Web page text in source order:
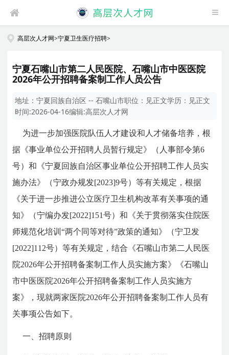
高层次人才网>宁夏卫生医疗招聘>
宁夏石嘴山市第二人民医院、石嘴山市中医医院
2026年公开招聘备案制工作人员公告
地址：宁夏回族自治区 -- 石嘴山市职位： 见正文学历： 见正文
时间:2026-04-16编辑:高层次人才网
为进一步加强医院队伍人才建设和人才储备培养，根
据《事业单位公开招聘人员暂行规定》（人事部令第6
号）和《宁夏回族自治区事业单位公开招聘工作人员实
施办法》（宁政办规发[2023]9号）等有关规定，根据
《关于进一步推进公立医疗卫生机构改革有关事项的通
知》（宁编办发[2022]151号）和《关于贯彻落实住院医
师规范化培训“两个同等对待”政策的通知》（宁卫发
[2022]112号）等有关规定，结合《石嘴山市第二人民医
院2026年公开招聘备案制工作人员实施方案》《石嘴山
市中医医院2026年公开招聘备案制工作人员实施方
案》，现就两家医院2026年公开招聘备案制工作人员有
关事项公告如下。
一、招聘原则